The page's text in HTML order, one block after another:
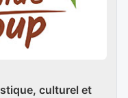
culturel et